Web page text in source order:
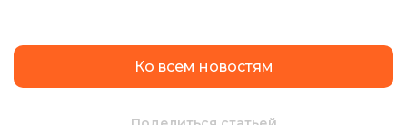
Ко всем новостям